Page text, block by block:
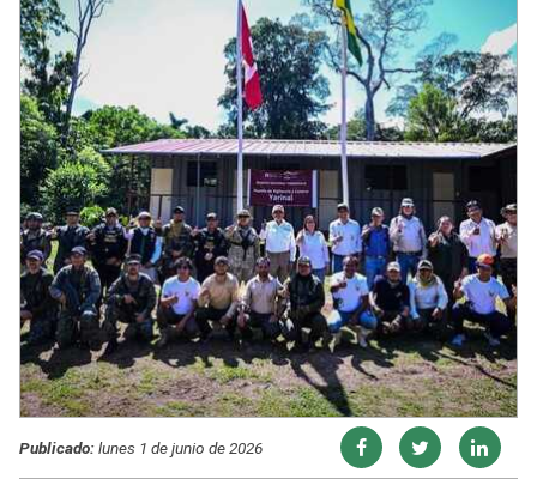
Publicado:lunes 1 de junio de 2026